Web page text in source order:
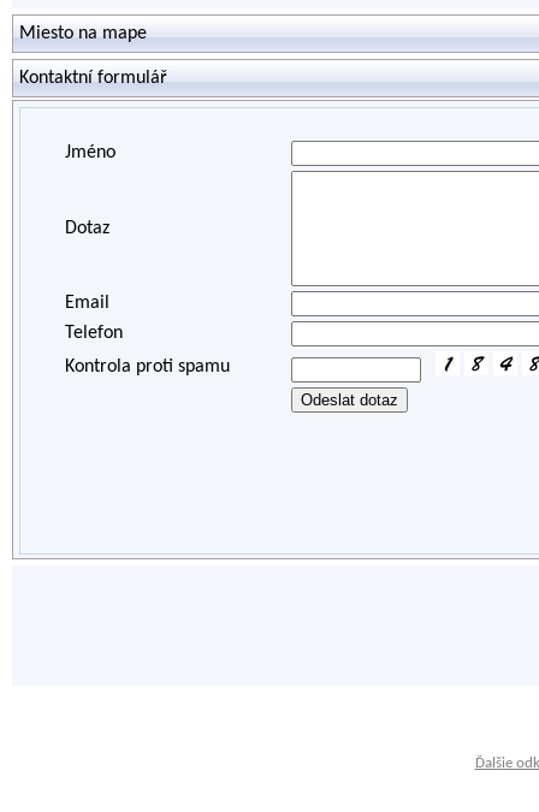
Miesto na mape
Kontaktní formulář
Jméno
Dotaz
Email
Telefon
Kontrola proti spamu
Ďalšie